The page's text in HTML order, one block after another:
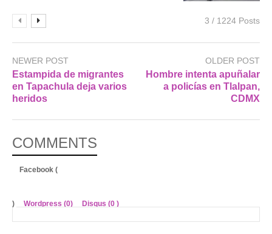
3 / 1224 Posts
NEWER POST
Estampida de migrantes
en Tapachula deja varios
heridos
OLDER POST
Hombre intenta apuñalar
a policías en Tlalpan,
CDMX
COMMENTS
Facebook (
) Wordpress (0) Disqus (0 )